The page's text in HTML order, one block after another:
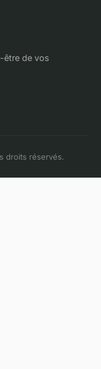
être de vos
droits réservés.